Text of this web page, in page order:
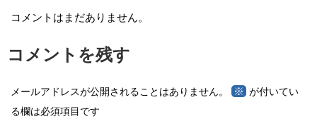
コメントはまだありません。
コメントを残す
メールアドレスが公開されることはありません。 ※ が付いてい
る欄は必須項目です